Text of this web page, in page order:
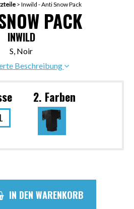
> Inwild - Anti Snow Pack
PACK
INWILD
S, Noir
Beschreibung
L
2. Farben
IN DEN WARENKORB